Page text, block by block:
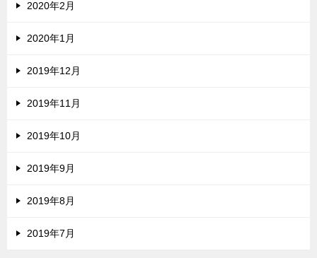
2020年2月
2020年1月
2019年12月
2019年11月
2019年10月
2019年9月
2019年8月
2019年7月